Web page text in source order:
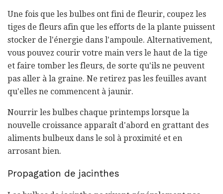
Une fois que les bulbes ont fini de fleurir, coupez les
tiges de fleurs afin que les efforts de la plante puissent
stocker de l'énergie dans l'ampoule. Alternativement,
vous pouvez courir votre main vers le haut de la tige
et faire tomber les fleurs, de sorte qu'ils ne peuvent
pas aller à la graine. Ne retirez pas les feuilles avant
qu'elles ne commencent à jaunir.
Nourrir les bulbes chaque printemps lorsque la
nouvelle croissance apparaît d'abord en grattant des
aliments bulbeux dans le sol à proximité et en
arrosant bien.
Propagation de jacinthes